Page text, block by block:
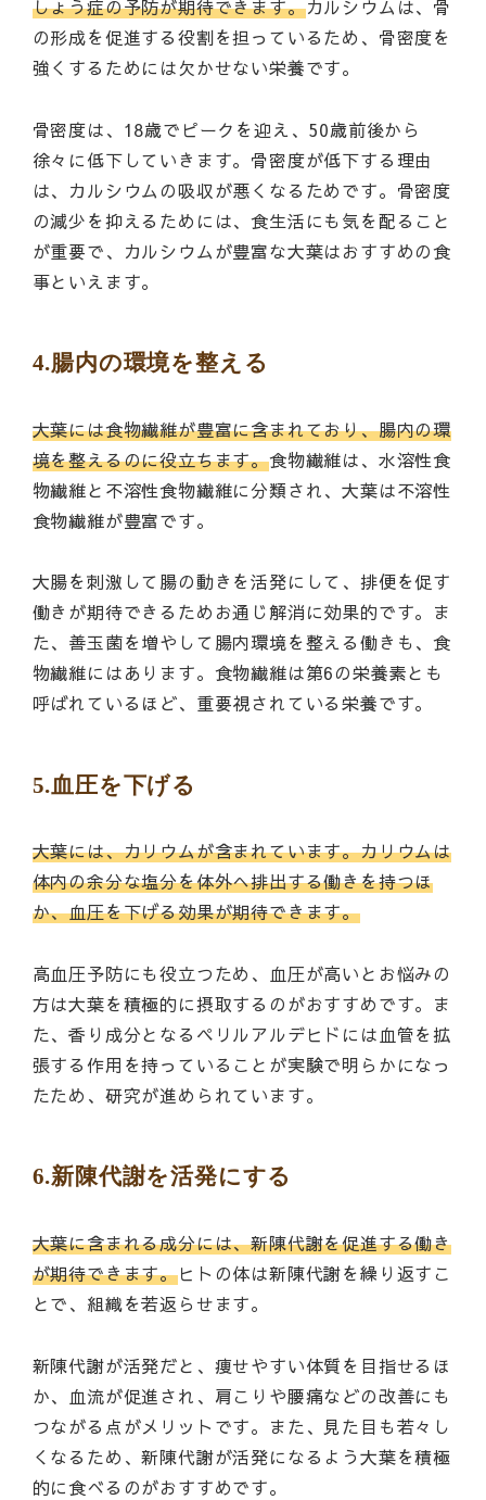
しょう症の予防が期待できます。カルシウムは、骨
の形成を促進する役割を担っているため、骨密度を
強くするためには欠かせない栄養です。
骨密度は、18歳でピークを迎え、50歳前後から
徐々に低下していきます。骨密度が低下する理由
は、カルシウムの吸収が悪くなるためです。骨密度
の減少を抑えるためには、食生活にも気を配ること
が重要で、カルシウムが豊富な大葉はおすすめの食
事といえます。
4.腸内の環境を整える
大葉には食物繊維が豊富に含まれており、腸内の環
境を整えるのに役立ちます。食物繊維は、水溶性食
物繊維と不溶性食物繊維に分類され、大葉は不溶性
食物繊維が豊富です。
大腸を刺激して腸の動きを活発にして、排便を促す
働きが期待できるためお通じ解消に効果的です。ま
た、善玉菌を増やして腸内環境を整える働きも、食
物繊維にはあります。食物繊維は第6の栄養素とも
呼ばれているほど、重要視されている栄養です。
5.血圧を下げる
大葉には、カリウムが含まれています。カリウムは
体内の余分な塩分を体外へ排出する働きを持つほ
か、血圧を下げる効果が期待できます。
高血圧予防にも役立つため、血圧が高いとお悩みの
方は大葉を積極的に摂取するのがおすすめです。ま
た、香り成分となるペリルアルデヒドには血管を拡
張する作用を持っていることが実験で明らかになっ
たため、研究が進められています。
6.新陳代謝を活発にする
大葉に含まれる成分には、新陳代謝を促進する働き
が期待できます。ヒトの体は新陳代謝を繰り返すこ
とで、組織を若返らせます。
新陳代謝が活発だと、痩せやすい体質を目指せるほ
か、血流が促進され、肩こりや腰痛などの改善にも
つながる点がメリットです。また、見た目も若々し
くなるため、新陳代謝が活発になるよう大葉を積極
的に食べるのがおすすめです。